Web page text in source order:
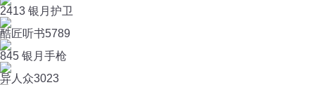
2413 银月护卫
酷匠听书5789
845 银月手枪
异人众3023